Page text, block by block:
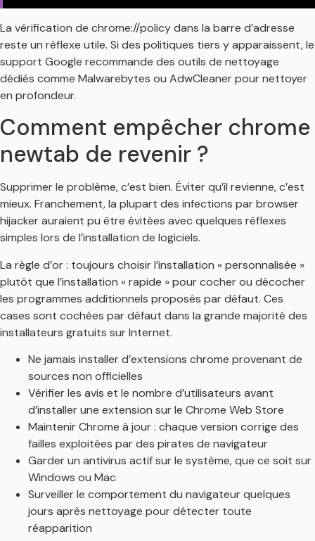
La vérification de chrome://policy dans la barre d’adresse
reste un réflexe utile. Si des politiques tiers y apparaissent, le
support Google recommande des outils de nettoyage
dédiés comme Malwarebytes ou AdwCleaner pour nettoyer
en profondeur.
Comment empêcher chrome
newtab de revenir ?
Supprimer le problème, c’est bien. Éviter qu’il revienne, c’est
mieux. Franchement, la plupart des infections par browser
hijacker auraient pu être évitées avec quelques réflexes
simples lors de l’installation de logiciels.
La règle d’or : toujours choisir l’installation « personnalisée »
plutôt que l’installation « rapide » pour cocher ou décocher
les programmes additionnels proposés par défaut. Ces
cases sont cochées par défaut dans la grande majorité des
installateurs gratuits sur Internet.
Ne jamais installer d’extensions chrome provenant de
sources non officielles
Vérifier les avis et le nombre d’utilisateurs avant
d’installer une extension sur le Chrome Web Store
Maintenir Chrome à jour : chaque version corrige des
failles exploitées par des pirates de navigateur
Garder un antivirus actif sur le système, que ce soit sur
Windows ou Mac
Surveiller le comportement du navigateur quelques
jours après nettoyage pour détecter toute
réapparition